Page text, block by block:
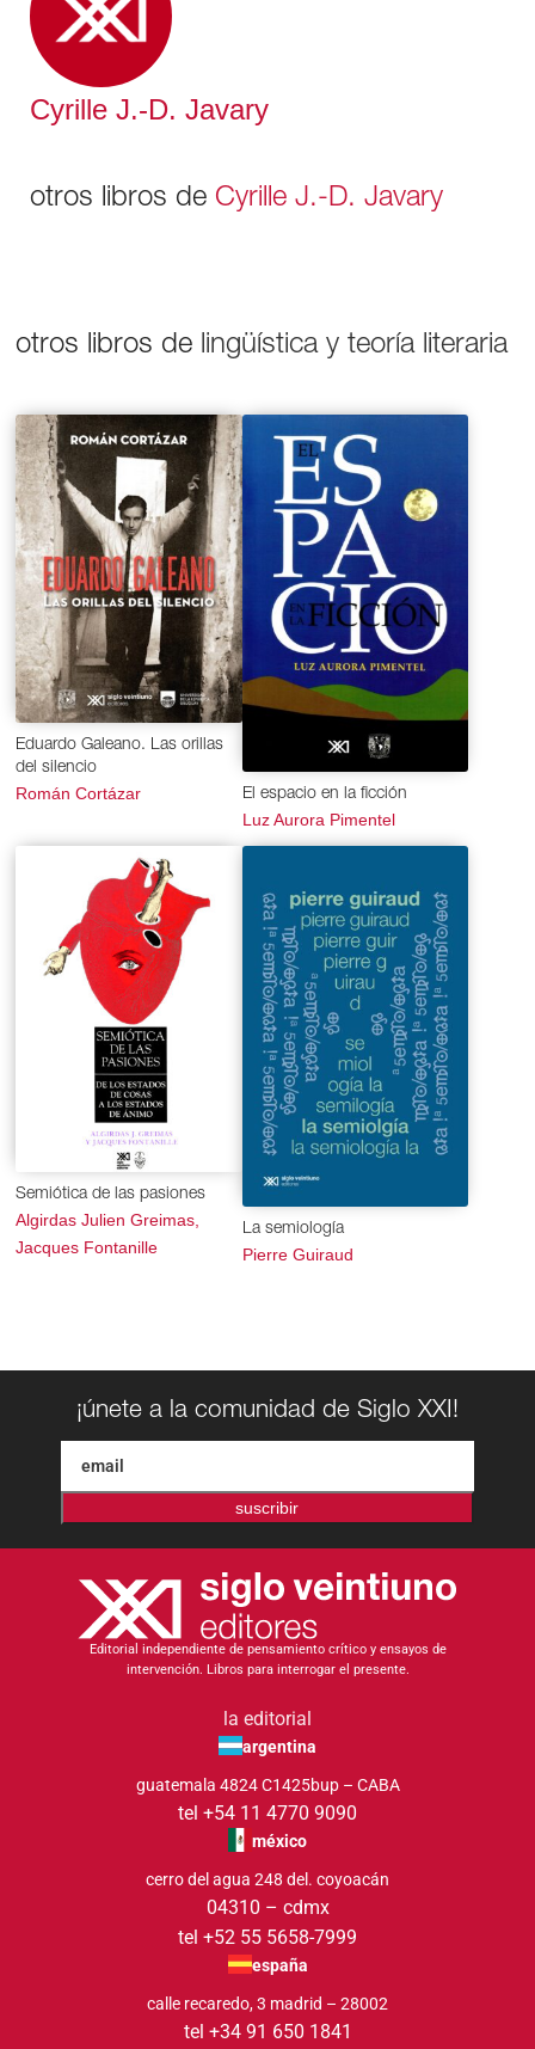
Cyrille J.-D. Javary
otros libros de Cyrille J.-D. Javary
otros libros de lingüística y teoría literaria
Eduardo Galeano. Las orillas
del silencio
Román Cortázar El espacio en la ficción
Luz Aurora Pimentel
Semiótica de las pasiones
Algirdas Julien Greimas,
Jacques Fontanille
La semiología
Pierre Guiraud
¡únete a la comunidad de Siglo XXI!
suscribir
Editorial independiente de pensamiento crítico y ensayos de
intervención. Libros para interrogar el presente.
la editorial
argentina
guatemala 4824 C1425bup – CABA
tel +54 11 4770 9090
méxico
cerro del agua 248 del. coyoacán
04310 – cdmx
tel +52 55 5658-7999
españa
calle recaredo, 3 madrid – 28002
tel +34 91 650 1841